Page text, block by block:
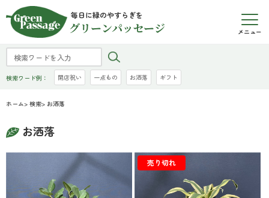
毎日に緑のやすらぎを
グリーンパッセージ メニュー
検索ワード例： 開店祝い 一点もの お洒落 ギフト
ホーム> 検索> お洒落
お洒落
売り切れ